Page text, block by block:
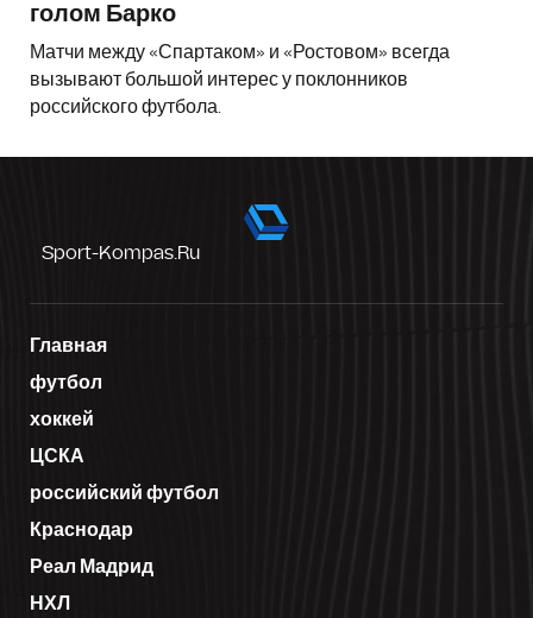
голом Барко
Матчи между «Спартаком» и «Ростовом» всегда
вызывают большой интерес у поклонников
российского футбола.
Sport-Kompas.ru
Главная
футбол
хоккей
ЦСКА
российский футбол
Краснодар
Реал Мадрид
НХЛ